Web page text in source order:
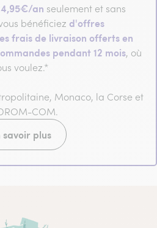
an seulement et sans
bénéficiez d'offres
frais de livraison offerts en
pendant 12 mois, où
voulez.*
Monaco, la Corse et
COM.
savoir plus